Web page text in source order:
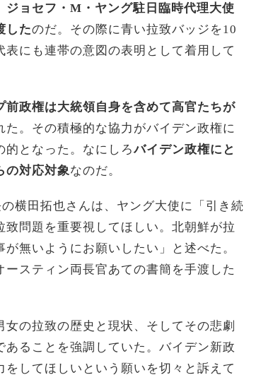
ョセフ・M・ヤング駐日臨時代理大使
したのだ。その際に青い拉致バッジを10
にも連帯の意図の表明として着用して
前政権は大統領自身を含めて高官たちが
た。その積極的な協力がバイデン政権に
的となった。なにしろバイデン政権にと
の対応対象なのだ。
横田拓也さんは、ヤング大使に「引き続
問題を重要視してほしい。北朝鮮が拉
無いようにお願いしたい」と述べた。
スティン両長官あての書簡を手渡した
の拉致の歴史と現状、そしてその悲劇
ることを強調していた。バイデン新政
してほしいという願いを切々と訴えて